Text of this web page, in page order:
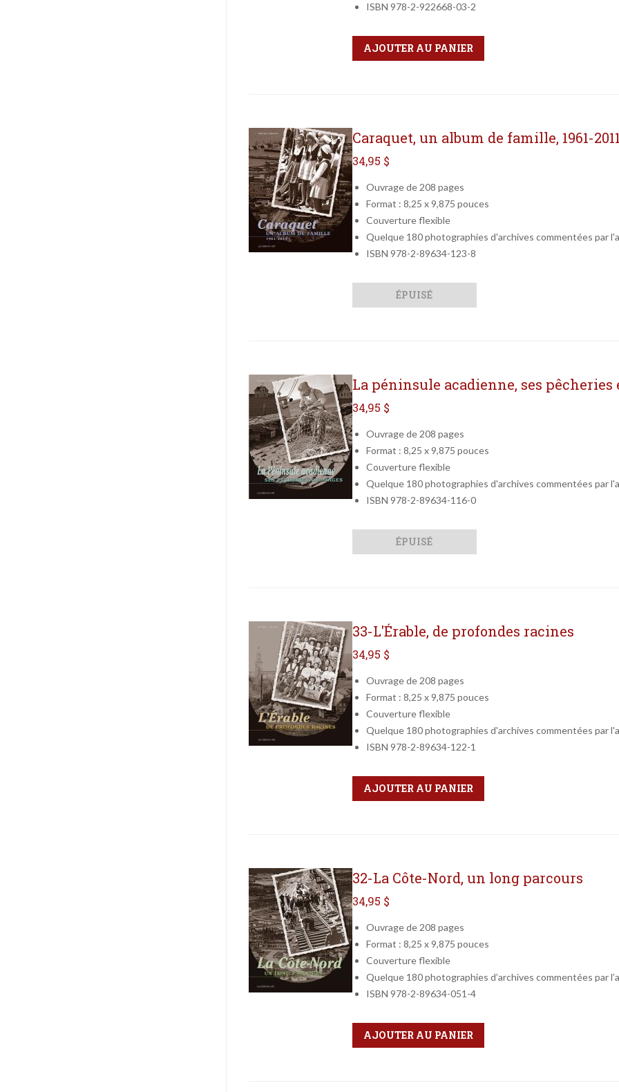
ISBN 978-2-922668-03-2
Qté
Format
AJOUTER AU PANIER
Caraquet, un album de famille, 1961-2011
34,95 $
Ouvrage de 208 pages
Format : 8,25 x 9,875 pouces
Couverture flexible
Quelque 180 photographies d'archives commentées par
ISBN 978-2-89634-123-8
ÉPUISÉ
La péninsule acadienne, ses pêcheries
34,95 $
Ouvrage de 208 pages
Format : 8,25 x 9,875 pouces
Couverture flexible
Quelque 180 photographies d'archives commentées par
ISBN 978-2-89634-116-0
ÉPUISÉ
33-L'Érable, de profondes racines
34,95 $
Ouvrage de 208 pages
Format : 8,25 x 9,875 pouces
Couverture flexible
Quelque 180 photographies d'archives commentées par
ISBN 978-2-89634-122-1
Qté
Format
AJOUTER AU PANIER
32-La Côte-Nord, un long parcours
34,95 $
Ouvrage de 208 pages
Format : 8,25 x 9,875 pouces
Couverture flexible
Quelque 180 photographies d’archives commentées par
ISBN 978-2-89634-051-4
Qté
Format
AJOUTER AU PANIER